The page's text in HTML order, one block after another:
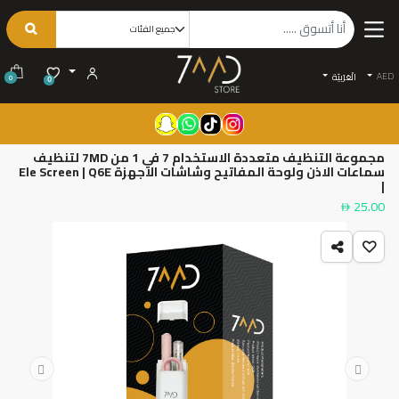
AED الْعَرَبيّة 0
0
مجموعة التنظيف متعددة الاستخدام 7 في 1 من 7MD لتنظيف
سماعات الاذن ولوحة المفاتيح وشاشات الاجهزة Ele Screen | Q6E
|
25.00